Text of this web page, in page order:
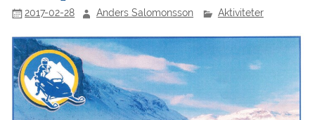
2017-02-28 Anders Salomonsson Aktiviteter